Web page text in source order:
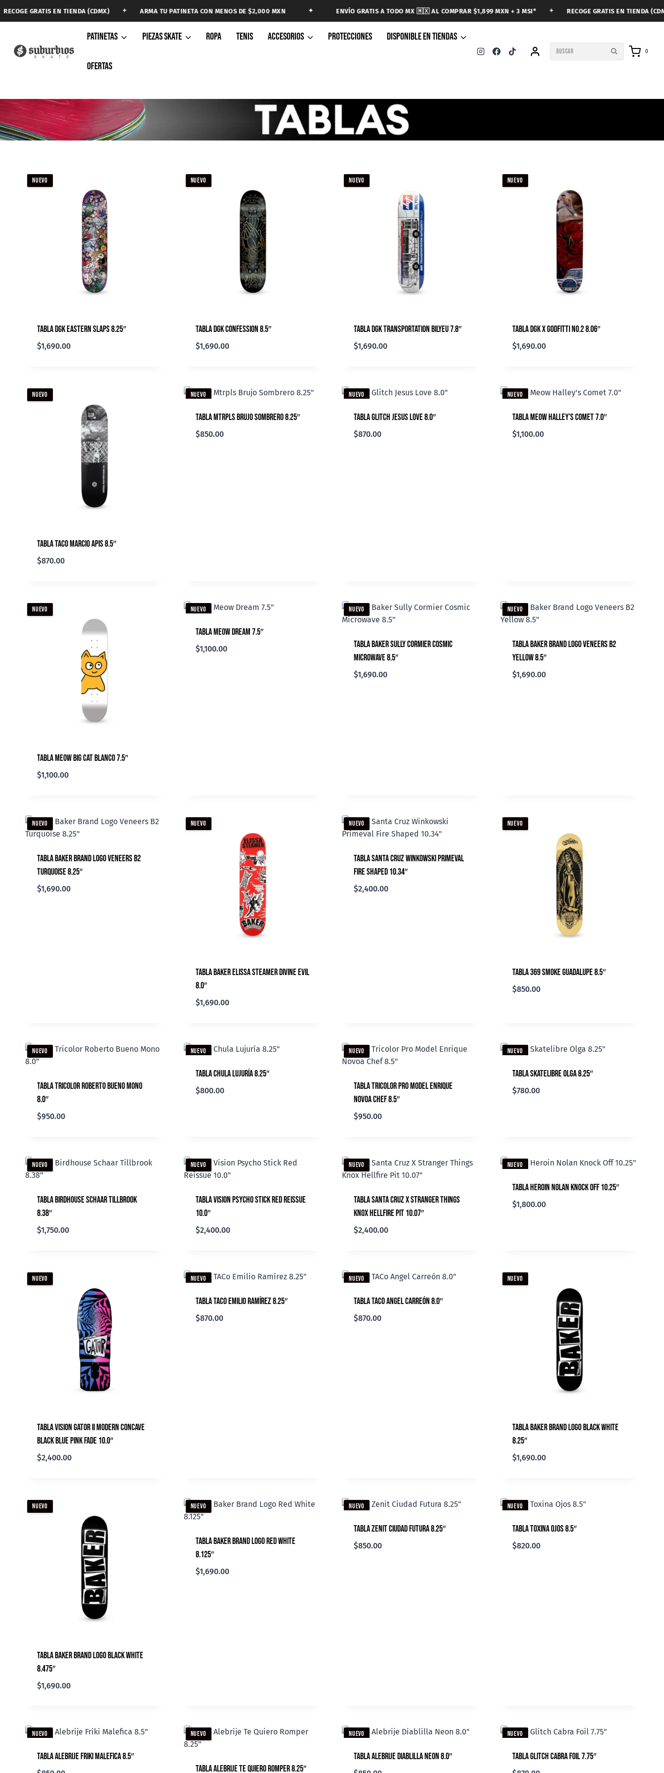
EN TIENDA (CDMX) ✦ ARMA TU PATINETA CON MENOS DE $2,000 MXN ✦ ENVÍO GRATIS A TODO MX 🇲🇽 AL COMPRAR $1,899 MXN + 3 MSI* ✦ RECOGE GRATIS EN TIENDA (CDMX) ✦
PATINETAS PIEZAS SKATE ROPA TENIS ACCESORIOS PROTECCIONES DISPONIBLE EN TIENDAS
OFERTAS
BUSCAR 0
NUEVO
Tabla DGK Eastern Slaps 8.25″
$1,690.00
NUEVO
Tabla DGK Confession 8.5″
$1,690.00
NUEVO
Tabla DGK Transportation Bilyeu 7.8″
$1,690.00
NUEVO
Tabla DGK X Godfitti No.2 8.06″
$1,690.00
NUEVO
Tabla TACo Marcio Apis 8.5″
$870.00
NUEVO
Tabla Mtrpls Brujo Sombrero 8.25″
$850.00
NUEVO
Tabla Glitch Jesus Love 8.0″
$870.00
NUEVO
Tabla Meow Halley’s Comet 7.0″
$1,100.00
NUEVO
Tabla Meow Big Cat Blanco 7.5″
$1,100.00
NUEVO
Tabla Meow Dream 7.5″
$1,100.00
NUEVO
Tabla Baker Sully Cormier Cosmic
Microwave 8.5″
$1,690.00
NUEVO
Tabla Baker Brand Logo Veneers B2
Yellow 8.5″
$1,690.00
NUEVO
Tabla Baker Brand Logo Veneers B2
Turquoise 8.25″
$1,690.00
NUEVO
Tabla Baker Elissa Steamer Divine Evil
8.0″
$1,690.00
NUEVO
Tabla Santa Cruz Winkowski Primeval
Fire Shaped 10.34″
$2,400.00
NUEVO
Tabla 369 Smoke Guadalupe 8.5″
$850.00
NUEVO
Tabla Tricolor Roberto Bueno Mono
8.0″
$950.00
NUEVO
Tabla Chula Lujuría 8.25″
$800.00
NUEVO
Tabla Tricolor Pro Model Enrique
Novoa Chef 8.5″
$950.00
NUEVO
Tabla Skatelibre Olga 8.25″
$780.00
NUEVO
Tabla Birdhouse Schaar Tillbrook
8.38″
$1,750.00
NUEVO
Tabla Vision Psycho Stick Red Reissue
10.0″
$2,400.00
NUEVO
Tabla Santa Cruz X Stranger Things
Knox Hellfire Pit 10.07″
$2,400.00
NUEVO
Tabla Heroin Nolan Knock Off 10.25″
$1,800.00
NUEVO
Tabla Vision Gator II Modern Concave
Black Blue Pink Fade 10.0″
$2,400.00
NUEVO
Tabla TACo Emilio Ramírez 8.25″
$870.00
NUEVO
Tabla TACo Angel Carreón 8.0″
$870.00
NUEVO
Tabla Baker Brand Logo Black White
8.25″
$1,690.00
NUEVO
Tabla Baker Brand Logo Black White
8.475″
$1,690.00
NUEVO
Tabla Baker Brand Logo Red White
8.125″
$1,690.00
NUEVO
Tabla Zenit Ciudad Futura 8.25″
$850.00
NUEVO
Tabla Toxina Ojos 8.5″
$820.00
NUEVO
Tabla Alebrije Friki Malefica 8.5″
NUEVO
Tabla Alebrije Te Quiero Romper 8.25″
NUEVO
Tabla Alebrije Diablilla Neon 8.0″
NUEVO
Tabla Glitch Cabra Foil 7.75″